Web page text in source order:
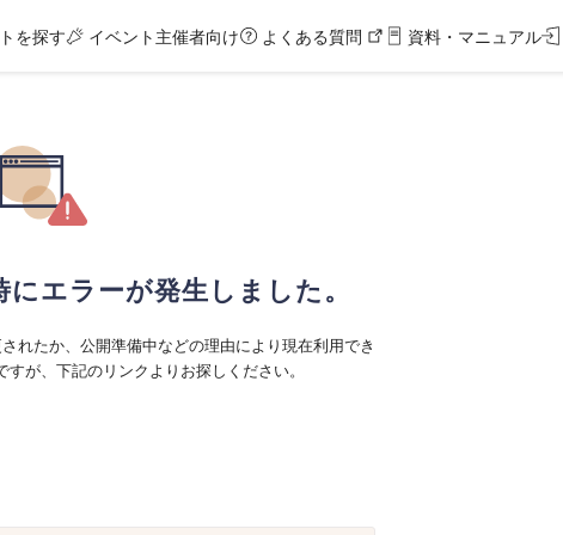
を探す イベント主催者向け よくある質問 資料・マニュアル
エラーが発生しました。
れたか、公開準備中などの理由により現在利用でき
が、下記のリンクよりお探しください。